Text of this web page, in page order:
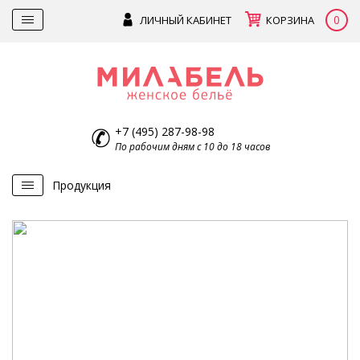
ЛИЧНЫЙ КАБИНЕТ КОРЗИНА 0
+7 (495) 287-98-98
По рабочим дням с 10 до 18 часов
Продукция